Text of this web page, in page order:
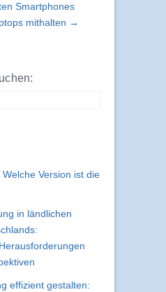
Smartphones
mithalten →
Version ist die
in ländlichen
effizient gestalten: